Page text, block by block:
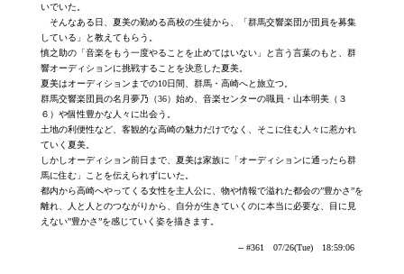
いでいた。
そんなある日、夏美の勤める高校の生徒から、「群馬交響楽団が団員を募集
している」と教えてもらう。
慎之助の「音楽をもう一度やることを止めてはいない」と言う言葉のもと、群
響オーディションに挑戦することを決意した夏美。
夏美はオーディションまでの10日間、群馬・高崎へと旅立つ。
群馬交響楽団員の名月夢乃（36）始め、音楽センターの職員・山本明美（３
６）や個性豊かな人々に出会う。
土地の利便性など、客観的な高崎の魅力だけでなく、そこに住む人々に惹かれ
ていく夏美。
しかしオーディション前日まで、夏美は家族に「オーディションに通ったら群
馬に住む」ことを伝えられずにいた。
都内から高崎へやってくる女性を主人公に、物や情報で溢れた都会の”豊かさ”を
離れ、人と人とのつながりから、自分が生きていくのに本当に必要な、目に見
えない”豊かさ”を感じていく姿を描きます。
-- #361 07/26(Tue) 18:59:06